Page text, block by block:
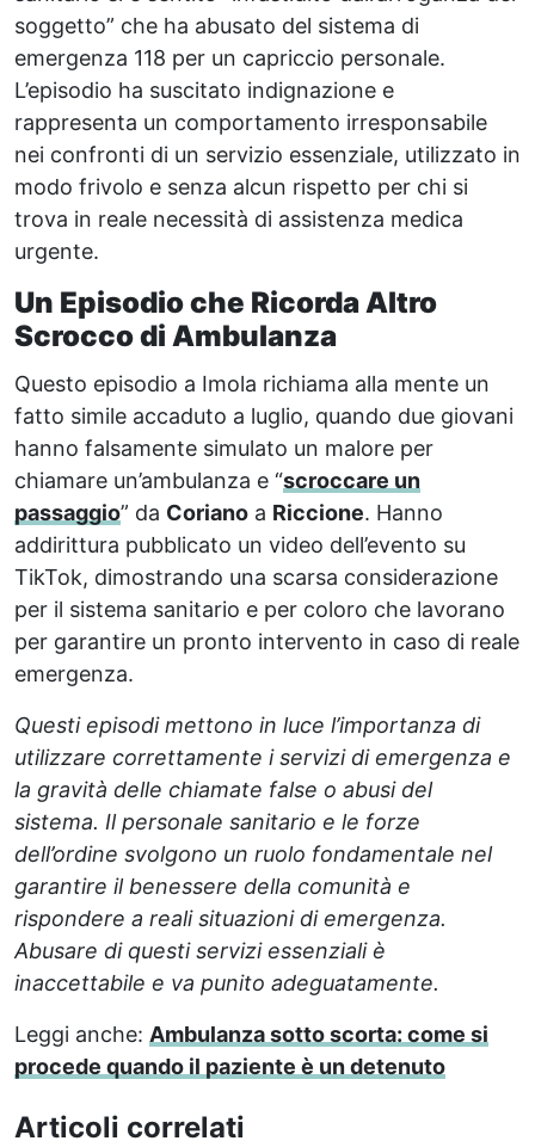
soggetto” che ha abusato del sistema di
emergenza 118 per un capriccio personale.
L’episodio ha suscitato indignazione e
rappresenta un comportamento irresponsabile
nei confronti di un servizio essenziale, utilizzato in
modo frivolo e senza alcun rispetto per chi si
trova in reale necessità di assistenza medica
urgente.
Un Episodio che Ricorda Altro
Scrocco di Ambulanza
Questo episodio a Imola richiama alla mente un
fatto simile accaduto a luglio, quando due giovani
hanno falsamente simulato un malore per
chiamare un’ambulanza e “scroccare un
passaggio” da Coriano a Riccione. Hanno
addirittura pubblicato un video dell’evento su
TikTok, dimostrando una scarsa considerazione
per il sistema sanitario e per coloro che lavorano
per garantire un pronto intervento in caso di reale
emergenza.
Questi episodi mettono in luce l’importanza di
utilizzare correttamente i servizi di emergenza e
la gravità delle chiamate false o abusi del
sistema. Il personale sanitario e le forze
dell’ordine svolgono un ruolo fondamentale nel
garantire il benessere della comunità e
rispondere a reali situazioni di emergenza.
Abusare di questi servizi essenziali è
inaccettabile e va punito adeguatamente.
Leggi anche: Ambulanza sotto scorta: come si
procede quando il paziente è un detenuto
Articoli correlati